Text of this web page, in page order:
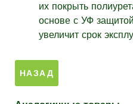
их покрыть
основе с УФ
увеличит срок